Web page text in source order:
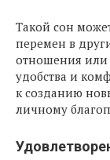
Такой сон
перемен в
отношения или
удобства и
к созданию
личному